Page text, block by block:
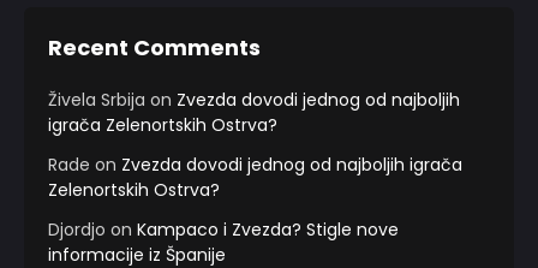
Recent Comments
Živela Srbija on Zvezda dovodi jednog od najboljih
igrača Zelenortskih Ostrva?
Rade on Zvezda dovodi jednog od najboljih igrača
Zelenortskih Ostrva?
Djordjo on Kampaco i Zvezda? Stigle nove
informacije iz Španije